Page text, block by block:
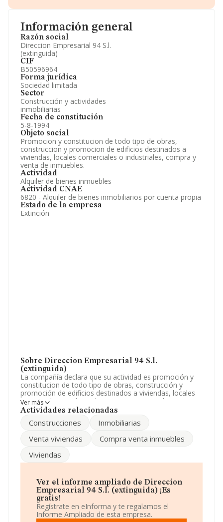
Información general
Razón social
Direccion Empresarial 94 S.l.
(extinguida)
CIF
B50596964
Forma jurídica
Sociedad limitada
Sector
Construcción y actividades
inmobiliarias
Fecha de constitución
5-8-1994
Objeto social
Promocion y constitucion de todo tipo de obras,
construccion y promocion de edificios destinados a
viviendas, locales comerciales o industriales, compra y
venta de inmuebles.
Actividad
Alquiler de bienes inmuebles
Actividad CNAE
6820 - Alquiler de bienes inmobiliarios por cuenta propia
Estado de la empresa
Extinción
Sobre Direccion Empresarial 94 S.l.
(extinguida)
La compañía declara que su actividad es promoción y
constitucion de todo tipo de obras, construcción y
promoción de edificios destinados a viviendas, locales
comerciales o industriales, compra y venta de
inmuebles. La empresa está registrada como Sociedad
'Alquiler de bienes inmobiliarios por cuenta propia'. No
facilita el número de teléfono 976457500.
(extinguida), NIF B50596964, se encuentra en
Poligono Industrial Malpica Parcelas 51 56, (50016),
Zaragoza, Aragón.
En base a la información de la que dispone INFORMA
Ver más
Actividades relacionadas
Construcciones
Inmobiliarias
Venta viviendas
Compra venta inmuebles
Viviendas
Ver el informe ampliado de Direccion
Empresarial 94 S.l. (extinguida) ¡Es
gratis!
Regístrate en eInforma y te regalamos el
Informe Ampliado de esta empresa.
Accionistas.
Artículos de prensa publicados sobre la empresa.
Información oficial y registral complementaria.